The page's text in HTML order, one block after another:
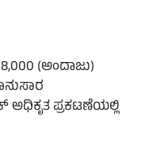
(ಅಂದಾಜು)
ಅಧಿಕೃತ ಪ್ರಕಟಣೆಯಲ್ಲಿ